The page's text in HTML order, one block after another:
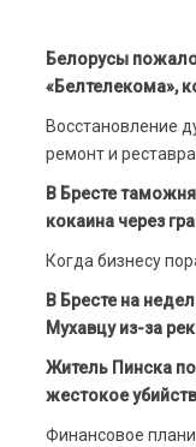
Белорусы
«Белтелекома»,
Восстановление
ремонт и
В Бресте
кокаина через
Когда бизнесу
В Бресте на
Мухавцу из-за
Житель Пинска
жестокое
Финансовое